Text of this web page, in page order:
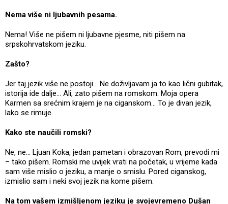
Nema više ni ljubavnih pesama.
Nema! Više ne pišem ni ljubavne pjesme, niti pišem na
srpskohrvatskom jeziku.
Zašto?
Jer taj jezik više ne postoji... Ne doživljavam ja to kao lični gubitak,
istorija ide dalje... Ali, zato pišem na romskom. Moja opera
Karmen sa srećnim krajem je na ciganskom... To je divan jezik,
lako se rimuje.
Kako ste naučili romski?
Ne, ne... Ljuan Koka, jedan pametan i obrazovan Rom, prevodi mi
– tako pišem. Romski me uvijek vrati na početak, u vrijeme kada
sam više mislio o jeziku, a manje o smislu. Pored ciganskog,
izmislio sam i neki svoj jezik na kome pišem.
Na tom vašem izmišljenom jeziku je svojevremeno Dušan